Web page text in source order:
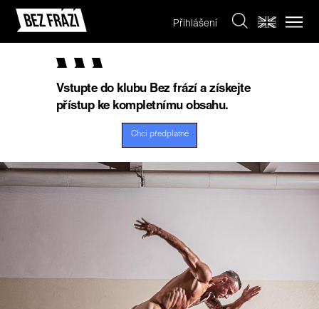
Přihlášení
Vstupte do klubu Bez frází a získejte
přístup ke kompletnímu obsahu.
Chci předplatné